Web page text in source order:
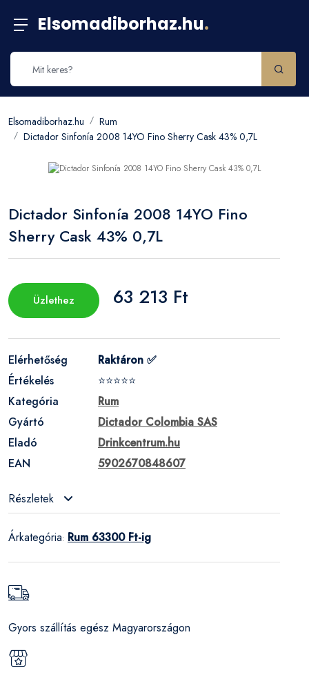
Elsomadiborhaz.hu.
Elsomadiborhaz.hu
Rum
Dictador Sinfonía 2008 14YO Fino Sherry Cask 43% 0,7L
Dictador Sinfonía 2008 14YO Fino
Sherry Cask 43% 0,7L
Üzlethez 63 213 Ft
Elérhetőség
Raktáron ✅
Értékelés
⭐⭐⭐⭐⭐
Kategória
Rum
Gyártó
Dictador Colombia SAS
Eladó
Drinkcentrum.hu
EAN
5902670848607
Részletek
Árkategória: Rum 63300 Ft-ig
Gyors szállítás egész Magyarországon